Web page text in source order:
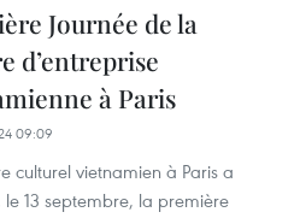
Journée de la
d’entreprise
à Paris
09:09
culturel vietnamien à Paris a
le 13 septembre, la première